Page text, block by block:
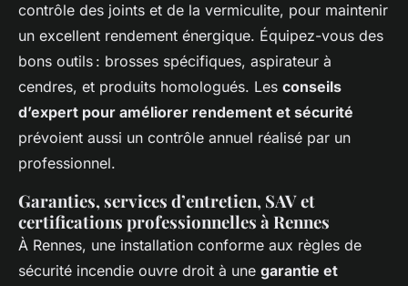
contrôle des joints et de la vermiculite, pour maintenir
un excellent rendement énergique. Équipez-vous des
bons outils : brosses spécifiques, aspirateur à
cendres, et produits homologués. Les conseils
d’expert pour améliorer rendement et sécurité
prévoient aussi un contrôle annuel réalisé par un
professionnel.
Garanties, services d’entretien, SAV et
certifications professionnelles à Rennes
À Rennes, une installation conforme aux règles de
sécurité incendie ouvre droit à une garantie et